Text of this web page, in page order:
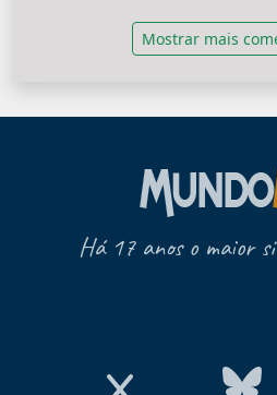
Mostrar mais
Há 17 anos o maior